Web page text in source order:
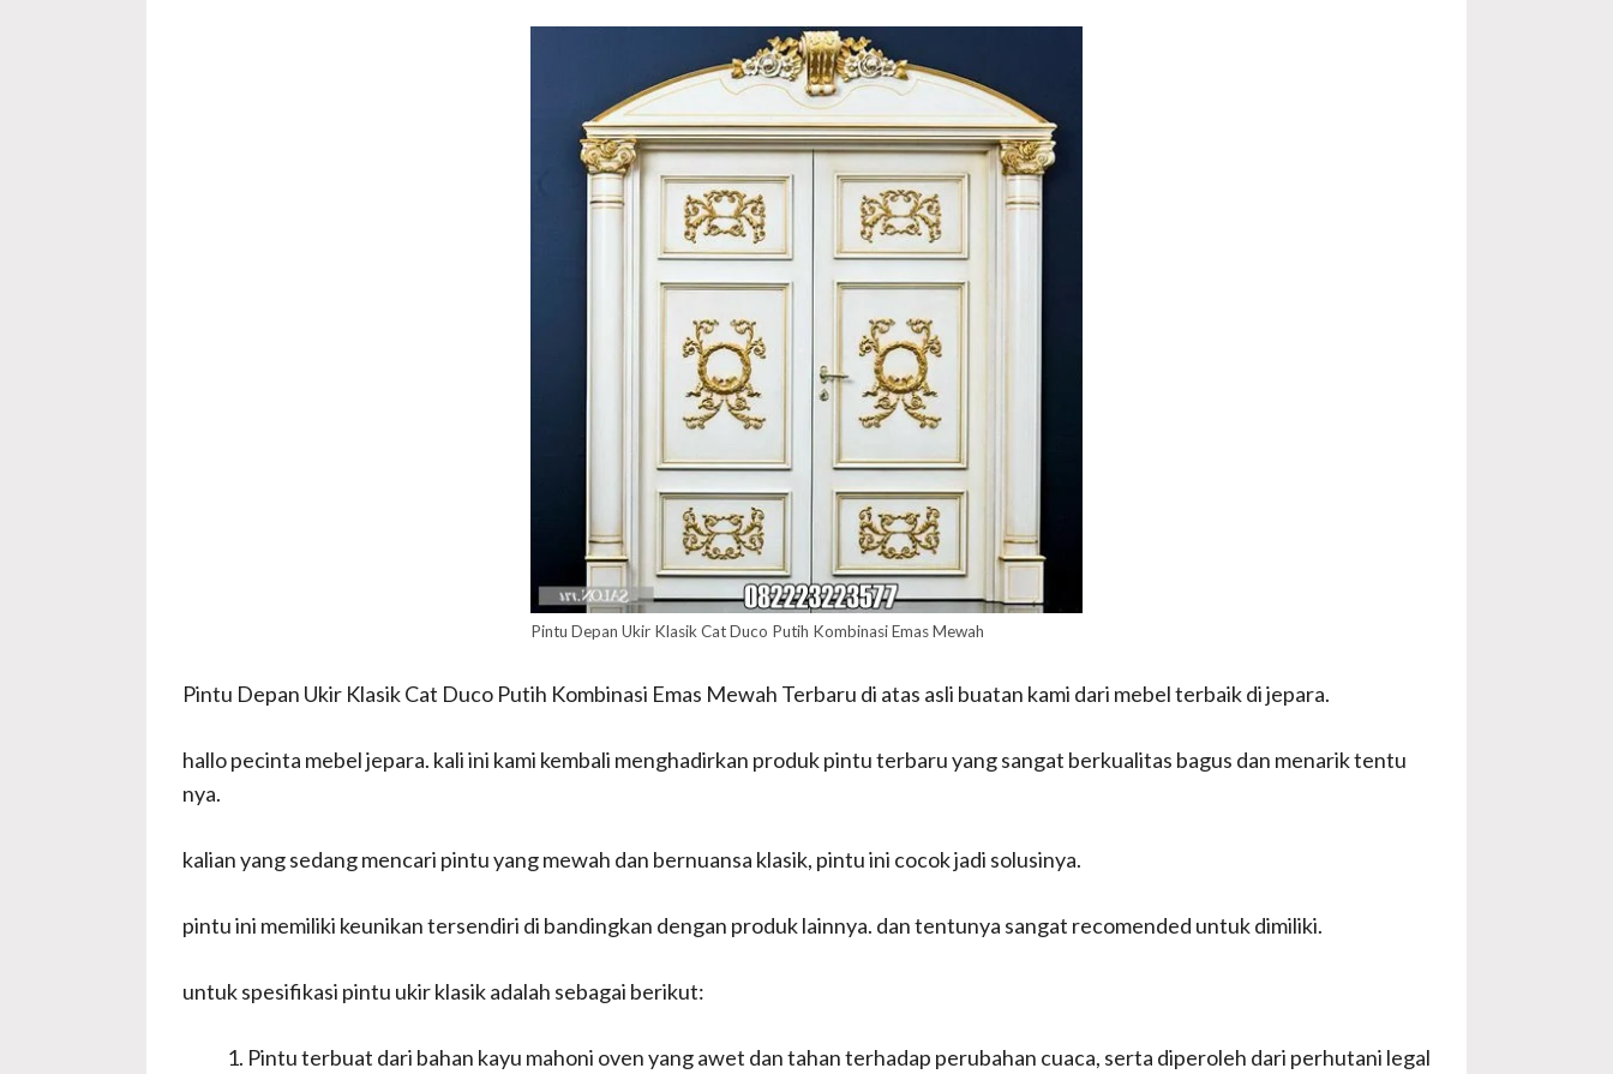
Emas
Mewah
quantity
Pintu Depan Ukir Klasik Cat Duco Putih Kombinasi Emas Mewah
Pintu Depan Ukir Klasik Cat Duco Putih Kombinasi Emas Mewah Terbaru di atas asli buatan kami dari mebel terbaik di jepara.
hallo pecinta mebel jepara. kali ini kami kembali menghadirkan produk pintu terbaru yang sangat berkualitas bagus dan menarik tentu
nya.
kalian yang sedang mencari pintu yang mewah dan bernuansa klasik, pintu ini cocok jadi solusinya.
pintu ini memiliki keunikan tersendiri di bandingkan dengan produk lainnya. dan tentunya sangat recomended untuk dimiliki.
untuk spesifikasi pintu ukir klasik adalah sebagai berikut:
Pintu terbuat dari bahan kayu mahoni oven yang awet dan tahan terhadap perubahan cuaca, serta diperoleh dari perhutani legal